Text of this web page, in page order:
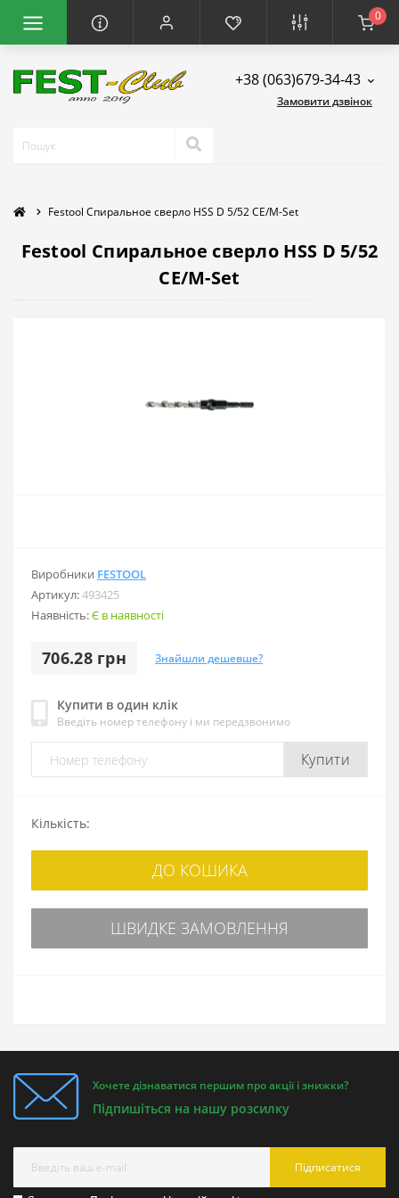
0
+38 (063)679-34-43
Замовити дзвінок
Festool Спиральное сверло HSS D 5/52 CE/M-Set
Festool Спиральное сверло HSS D 5/52
CE/M-Set
Виробники FESTOOL
Артикул:493425
Наявність:Є в наявності
706.28 грн Знайшли дешевше?
Купити в один клік
Введіть номер телефону і ми передзвонимо
Купити
Кількість:
ДО КОШИКА
ШВИДКЕ ЗАМОВЛЕННЯ
Хочете дізнаватися першим про акції і знижки?
Підпишіться на нашу розсилку
Підписатися